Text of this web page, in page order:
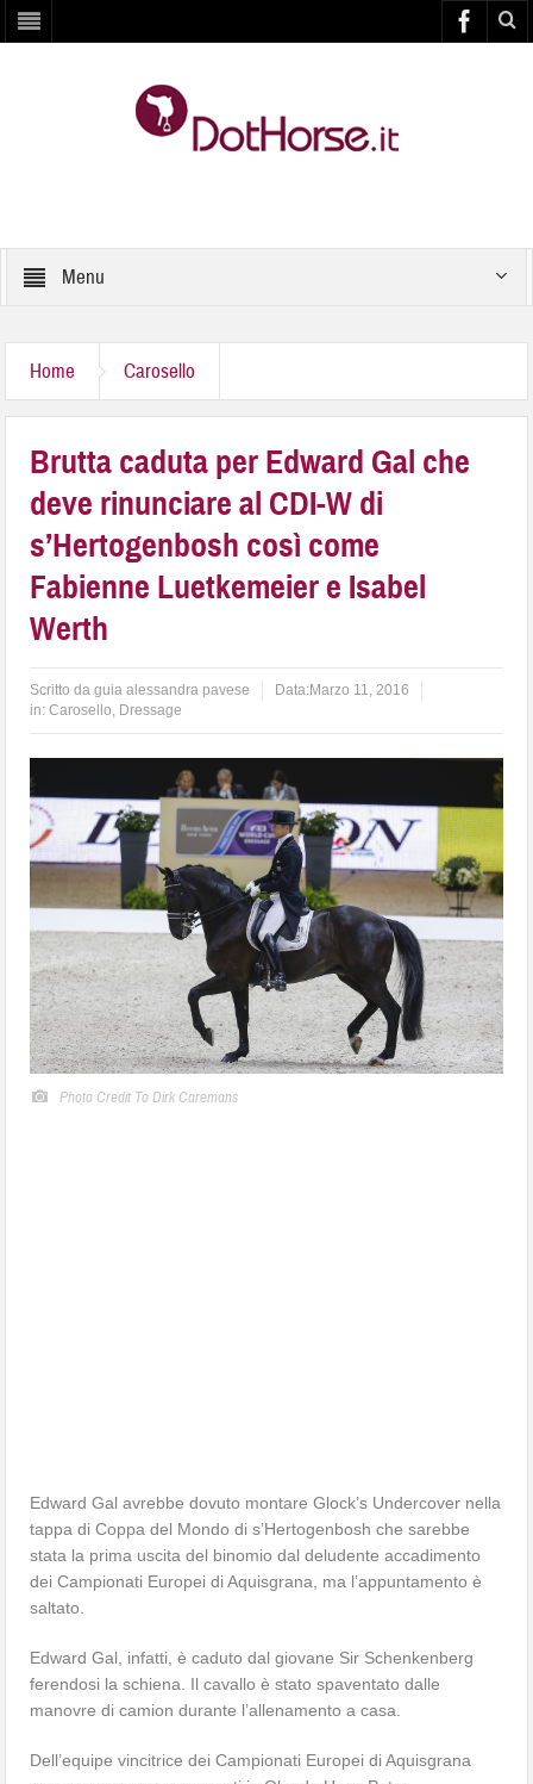
Menu
Home Carosello
Brutta caduta per Edward Gal che
deve rinunciare al CDI-W di
s’Hertogenbosh così come
Fabienne Luetkemeier e Isabel
Werth
Scritto daguia alessandra pavese Data:Marzo 11, 2016
in:Carosello, Dressage
Photo Credit To Dirk Caremans
Edward Gal avrebbe dovuto montare Glock’s Undercover nella
tappa di Coppa del Mondo di s’Hertogenbosh che sarebbe
stata la prima uscita del binomio dal deludente accadimento
dei Campionati Europei di Aquisgrana, ma l’appuntamento è
saltato.
Edward Gal, infatti, è caduto dal giovane Sir Schenkenberg
ferendosi la schiena. Il cavallo è stato spaventato dalle
manovre di camion durante l’allenamento a casa.
Dell’equipe vincitrice dei Campionati Europei di Aquisgrana